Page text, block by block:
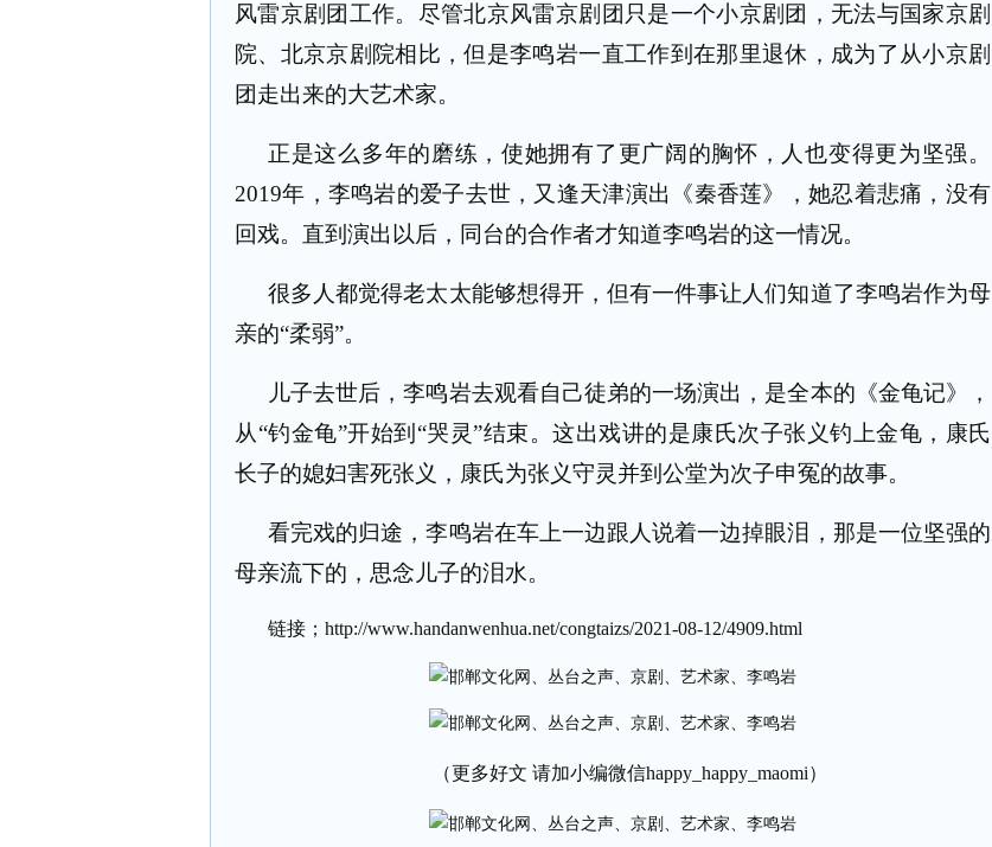
风雷京剧团工作。尽管北京风雷京剧团只是一个小京剧团，无法与国家京剧
院、北京京剧院相比，但是李鸣岩一直工作到在那里退休，成为了从小京剧
团走出来的大艺术家。
正是这么多年的磨练，使她拥有了更广阔的胸怀，人也变得更为坚强。
2019年，李鸣岩的爱子去世，又逢天津演出《秦香莲》，她忍着悲痛，没有
回戏。直到演出以后，同台的合作者才知道李鸣岩的这一情况。
很多人都觉得老太太能够想得开，但有一件事让人们知道了李鸣岩作为母
亲的“柔弱”。
儿子去世后，李鸣岩去观看自己徒弟的一场演出，是全本的《金龟记》，
从“钓金龟”开始到“哭灵”结束。这出戏讲的是康氏次子张义钓上金龟，康氏
长子的媳妇害死张义，康氏为张义守灵并到公堂为次子申冤的故事。
看完戏的归途，李鸣岩在车上一边跟人说着一边掉眼泪，那是一位坚强的
母亲流下的，思念儿子的泪水。
链接； http://www.handanwenhua.net/congtaizs/2021-08-12/4909.html
（更多好文 请加小编微信happy_happy_maomi）